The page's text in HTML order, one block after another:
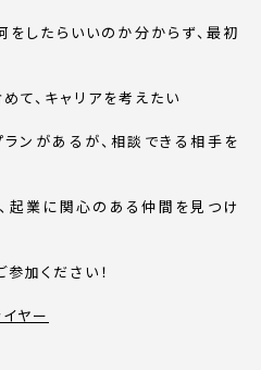
をしたらいいのか分からず、最初
て、キャリアを考えたい
ランがあるが、相談できる相手を
起業に関心のある仲間を見つけ
加ください！
ヤー